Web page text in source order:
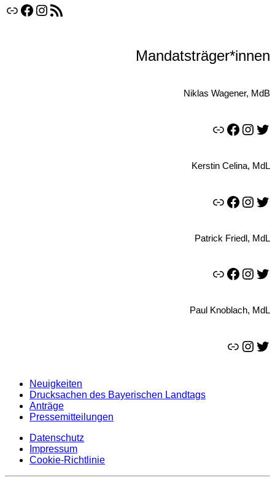
Link Facebook Instagram RSS-Feed
Mandatsträger*innen
Niklas Wagener, MdB
Link Facebook Instagram Twitter
Kerstin Celina, MdL
Link Facebook Instagram Twitter
Patrick Friedl, MdL
Link Facebook Instagram Twitter
Paul Knoblach, MdL
Link Instagram Twitter
Neuigkeiten
Drucksachen des Bayerischen Landtags
Anträge
Pressemitteilungen
Datenschutz
Impressum
Cookie-Richtlinie